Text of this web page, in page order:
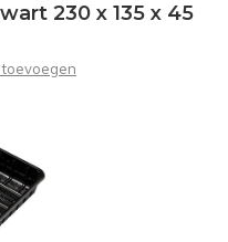
230 x 135 x 45